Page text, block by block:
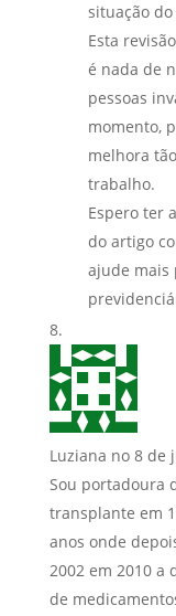
situação
Esta
é nada de
pessoas
momento,
melhora
trabalho.
Espero ter
do artigo
ajude mais
Luziana no 8 de
Sou portadoura
transplante em
anos onde
2002 em 2010 a
de